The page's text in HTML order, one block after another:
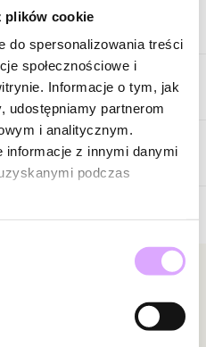
plików cookie
do spersonalizowania treści
społecznościowe i
Informacje o tym, jak
udostępniamy partnerom
i analitycznym.
informacje z innymi danymi
podczas
z perłami hodowlanymi,
złoty
1
0
i promocjami!